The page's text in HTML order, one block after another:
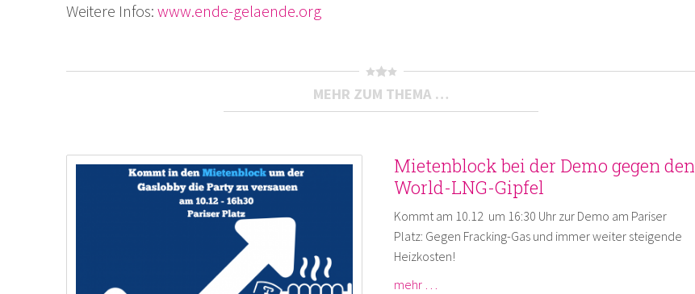
Weitere Infos: www.ende-gelaende.org
MEHR ZUM THEMA …
Mietenblock bei der Demo gegen den
World-LNG-Gipfel
Kommt am 10.12 um 16:30 Uhr zur Demo am Pariser
Platz: Gegen Fracking-Gas und immer weiter steigende
Heizkosten!
mehr …